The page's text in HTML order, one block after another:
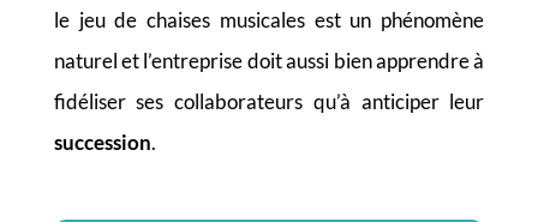
le jeu de chaises musicales est un phénomène
naturel et l’entreprise doit aussi bien apprendre à
fidéliser ses collaborateurs qu’à anticiper leur
succession.